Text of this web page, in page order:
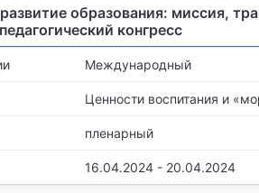
образования: миссия,
конгресс
Международный
Ценности воспитания и
пленарный
16.04.2024 - 20.04.2024